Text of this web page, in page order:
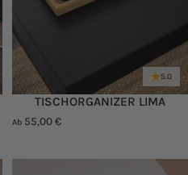
5.0
TISCHORGANIZER LIMA
Ab 55,00 €